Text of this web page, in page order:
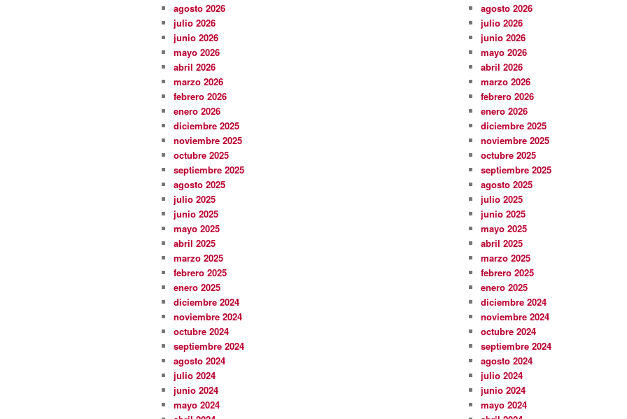
agosto 2026
julio 2026
junio 2026
mayo 2026
abril 2026
marzo 2026
febrero 2026
enero 2026
diciembre 2025
noviembre 2025
octubre 2025
septiembre 2025
agosto 2025
julio 2025
junio 2025
mayo 2025
abril 2025
marzo 2025
febrero 2025
enero 2025
diciembre 2024
noviembre 2024
octubre 2024
septiembre 2024
agosto 2024
julio 2024
junio 2024
mayo 2024
agosto 2026
julio 2026
junio 2026
mayo 2026
abril 2026
marzo 2026
febrero 2026
enero 2026
diciembre 2025
noviembre 2025
octubre 2025
septiembre 2025
agosto 2025
julio 2025
junio 2025
mayo 2025
abril 2025
marzo 2025
febrero 2025
enero 2025
diciembre 2024
noviembre 2024
octubre 2024
septiembre 2024
agosto 2024
julio 2024
junio 2024
mayo 2024